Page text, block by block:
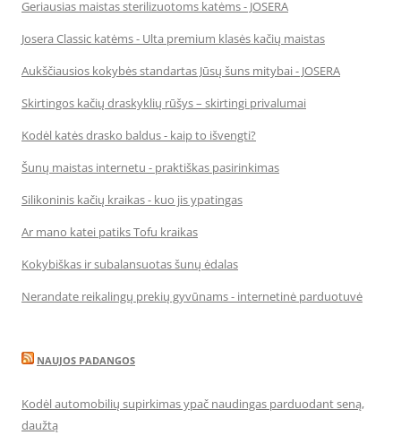
Geriausias maistas sterilizuotoms katėms - JOSERA
Josera Classic katėms - Ulta premium klasės kačių maistas
Aukščiausios kokybės standartas Jūsų šuns mitybai - JOSERA
Skirtingos kačių draskyklių rūšys – skirtingi privalumai
Kodėl katės drasko baldus - kaip to išvengti?
Šunų maistas internetu - praktiškas pasirinkimas
Silikoninis kačių kraikas - kuo jis ypatingas
Ar mano katei patiks Tofu kraikas
Kokybiškas ir subalansuotas šunų ėdalas
Nerandate reikalingų prekių gyvūnams - internetinė parduotuvė
NAUJOS PADANGOS
Kodėl automobilių supirkimas ypač naudingas parduodant seną,
daužtą